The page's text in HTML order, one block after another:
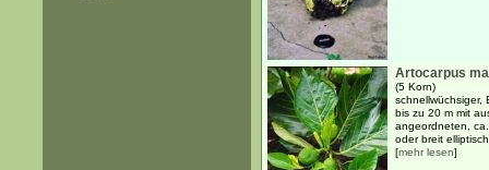
Artocarpus
(5 Korn)
schnellwüchsiger,
bis zu 20 m mit
angeordneten,
oder breit
[mehr lesen]